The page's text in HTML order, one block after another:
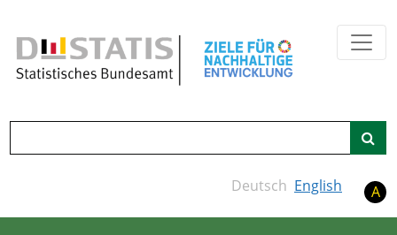
Deutsch English A